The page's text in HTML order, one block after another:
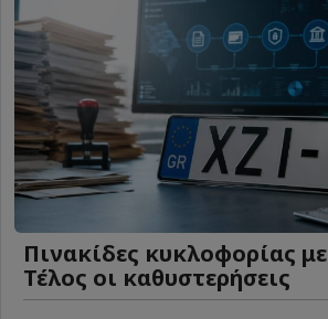
Πινακίδες κυκλοφορίας
Τέλος οι καθυστερήσεις